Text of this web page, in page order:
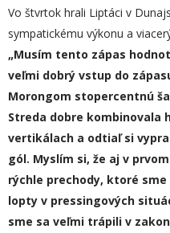
Vo štvrtok hrali Liptáci v
sympatickému výkonu a
„Musím tento zápas
veľmi dobrý vstup do
Morongom stopercentnú
Streda dobre kombinovala
vertikálach a odtiaľ si
gól. Myslím si, že aj v
rýchle prechody, ktoré
lopty v pressingových
sme sa veľmi trápili v